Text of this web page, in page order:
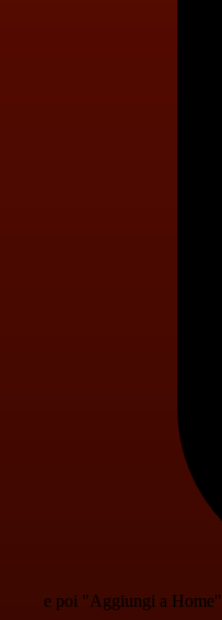
e poi "Aggiungi a Home"